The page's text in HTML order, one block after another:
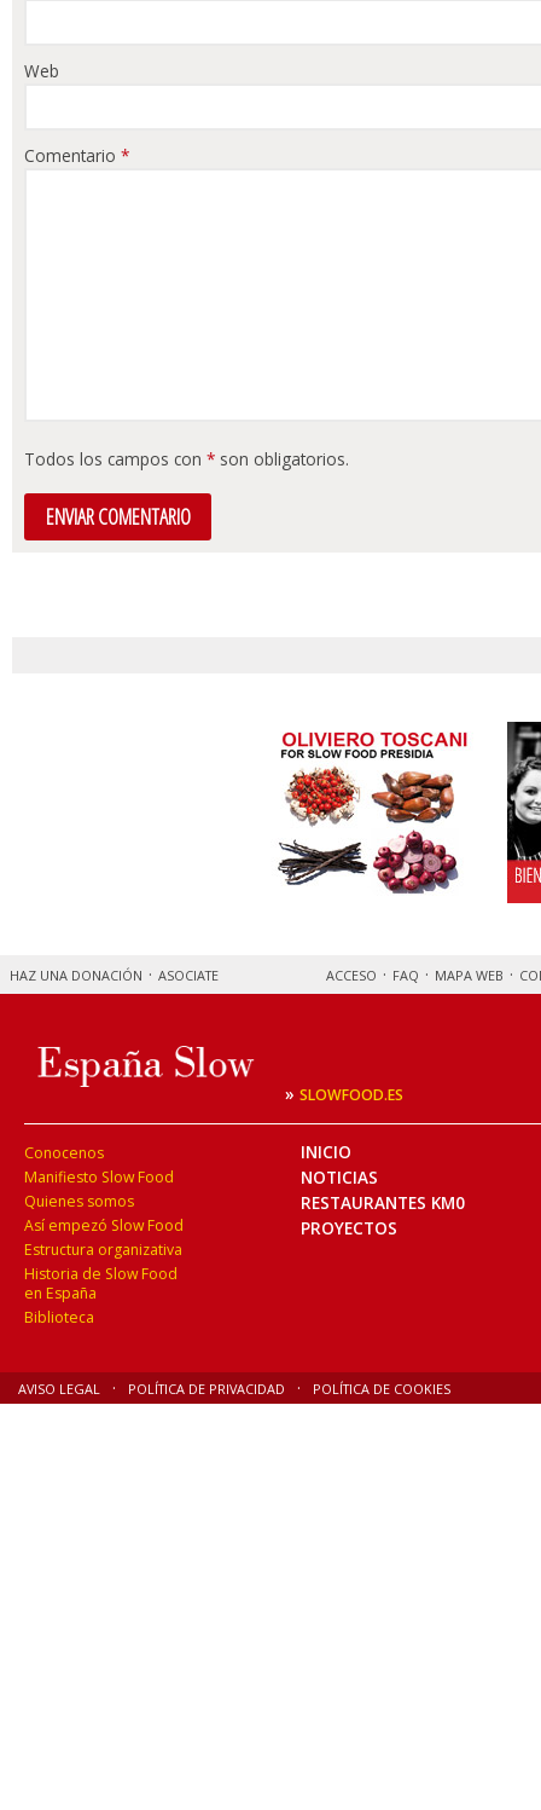
Web
Comentario *
Todos los campos con * son obligatorios.
HAZ UNA DONACIÓN ASOCIATE ACCESO FAQ MAPA WEB
» SLOWFOOD.ES
Conocenos
Manifiesto Slow Food
Quienes somos
Así empezó Slow Food
Estructura organizativa
Historia de Slow Food
en España
Biblioteca
INICIO
NOTICIAS
RESTAURANTES KM0
PROYECTOS
AVISO LEGAL POLÍTICA DE PRIVACIDAD POLÍTICA DE COOKIES